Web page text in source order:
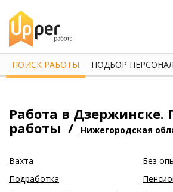
ПОИСК РАБОТЫ ПОДБОР
Работа в Дзержинске.
работы / Нижегородская
Вахта
Без
Подработка